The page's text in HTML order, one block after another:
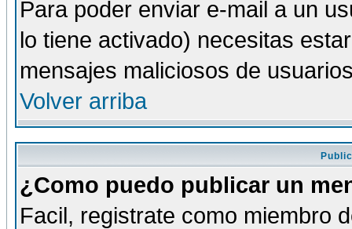
Para poder enviar e-mail a un
lo tiene activado) necesitas
mensajes maliciosos de
Volver arriba
¿Como puedo publicar un
Facil, registrate como miembro